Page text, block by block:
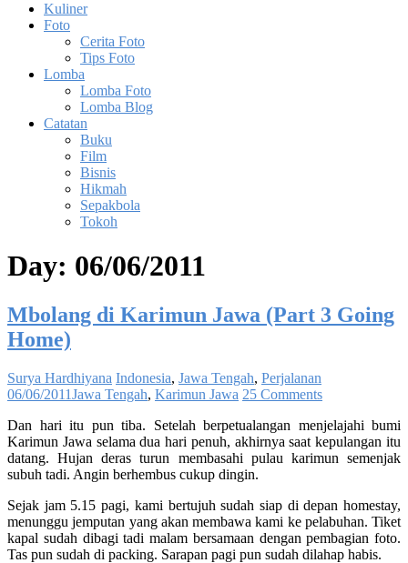
Kuliner
Foto
Cerita Foto
Tips Foto
Lomba
Lomba Foto
Lomba Blog
Catatan
Buku
Film
Bisnis
Hikmah
Sepakbola
Tokoh
Day: 06/06/2011
Mbolang di Karimun Jawa (Part 3 Going
Home)
Surya Hardhiyana Indonesia, Jawa Tengah, Perjalanan
06/06/2011Jawa Tengah, Karimun Jawa 25 Comments
Dan hari itu pun tiba. Setelah berpetualangan menjelajahi bumi
Karimun Jawa selama dua hari penuh, akhirnya saat kepulangan itu
datang. Hujan deras turun membasahi pulau karimun semenjak
subuh tadi. Angin berhembus cukup dingin.
Sejak jam 5.15 pagi, kami bertujuh sudah siap di depan homestay,
menunggu jemputan yang akan membawa kami ke pelabuhan. Tiket
kapal sudah dibagi tadi malam bersamaan dengan pembagian foto.
Tas pun sudah di packing. Sarapan pagi pun sudah dilahap habis.